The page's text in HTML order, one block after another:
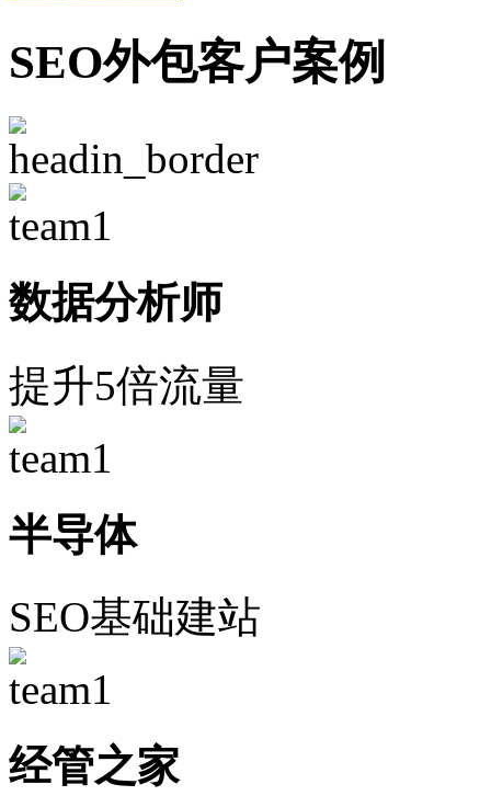
SEO外包客户案例
数据分析师
提升5倍流量
半导体
SEO基础建站
经管之家